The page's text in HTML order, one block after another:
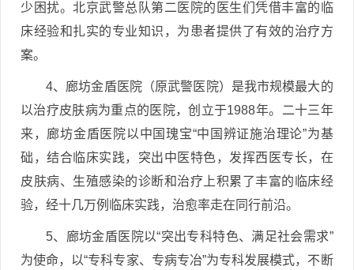
少困扰。北京武警总队第二医院的医生们凭借丰富的临
床经验和扎实的专业知识，为患者提供了有效的治疗方
案。
4、廊坊金盾医院（原武警医院）是我市规模最大的
以治疗皮肤病为重点的医院，创立于1988年。二十三年
来，廊坊金盾医院以中国瑰宝“中国辨证施治理论”为基
础，结合临床实践，突出中医特色，发挥西医专长，在
皮肤病、生殖感染的诊断和治疗上积累了丰富的临床经
验，经十几万例临床实践，治愈率走在同行前沿。
5、廊坊金盾医院以“突出专科特色、满足社会需求”
为使命，以“专科专家、专病专冶”为专科发展模式，不断